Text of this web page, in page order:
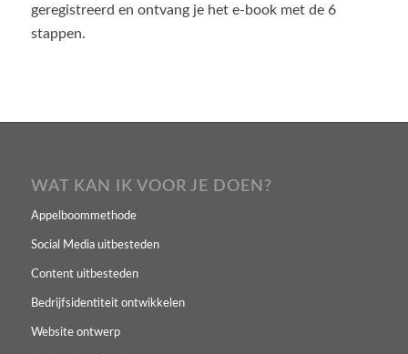
geregistreerd en ontvang je het e-book met de 6
stappen.
WAT KAN IK VOOR JE DOEN?
Appelboommethode
Social Media uitbesteden
Content uitbesteden
Bedrijfsidentiteit ontwikkelen
Website ontwerp